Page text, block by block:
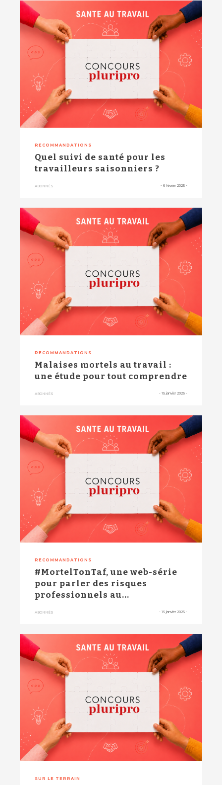
RECOMMANDATIONS
Quel suivi de santé pour les
travailleurs saisonniers ?
ABONNÉS - 6 février 2025 -
RECOMMANDATIONS
Malaises mortels au travail :
une étude pour tout comprendre
ABONNÉS - 15 janvier 2025 -
RECOMMANDATIONS
#MortelTonTaf, une web-série
pour parler des risques
professionnels au...
ABONNÉS - 15 janvier 2025 -
SUR LE TERRAIN